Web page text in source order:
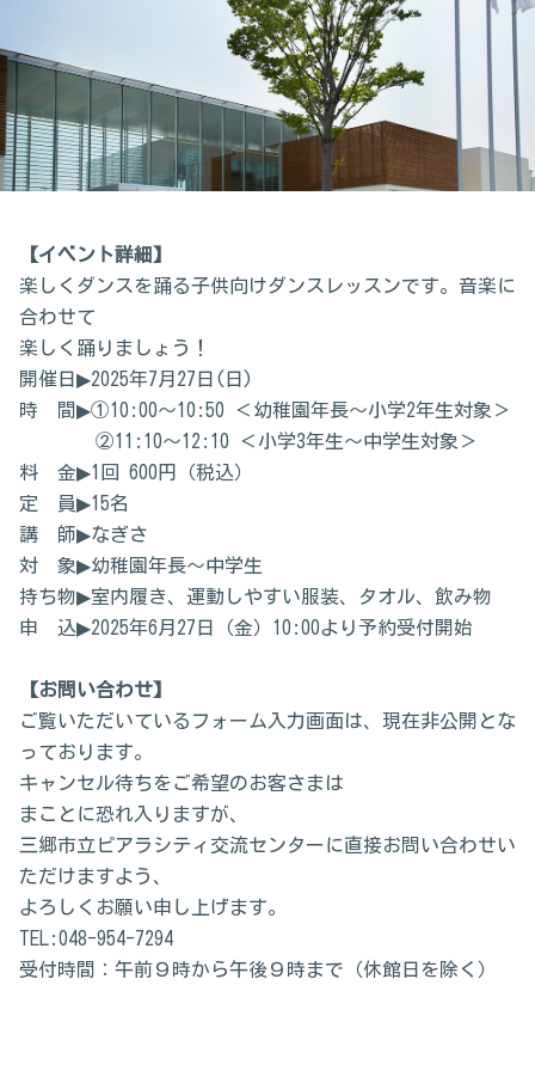
【イベント詳細】
楽しくダンスを踊る子供向けダンスレッスンです。音楽に
合わせて
楽しく踊りましょう！
開催日▶2025年7月27日(日)
時 間▶①10:00～10:50 ＜幼稚園年長～小学2年生対象＞
②11:10～12:10 ＜小学3年生～中学生対象＞
料 金▶1回 600円（税込）
定 員▶15名
講 師▶なぎさ
対 象▶幼稚園年長～中学生
持ち物▶室内履き、運動しやすい服装、タオル、飲み物
申 込▶2025年6月27日（金）10:00より予約受付開始
【お問い合わせ】
ご覧いただいているフォーム入力画面は、現在非公開とな
っております。
キャンセル待ちをご希望のお客さまは
まことに恐れ入りますが、
三郷市立ピアラシティ交流センターに直接お問い合わせい
ただけますよう、
よろしくお願い申し上げます。
TEL:048-954-7294
受付時間：午前９時から午後９時まで（休館日を除く）